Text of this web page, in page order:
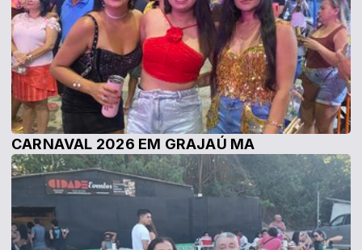
CARNAVAL 2026 EM GRAJAÚ MA